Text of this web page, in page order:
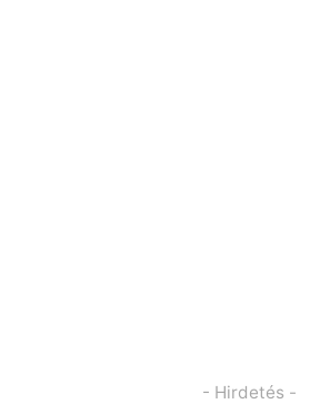
- Hirdetés -